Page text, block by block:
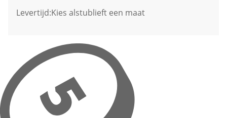
Levertijd:Kies alstublieft een maat